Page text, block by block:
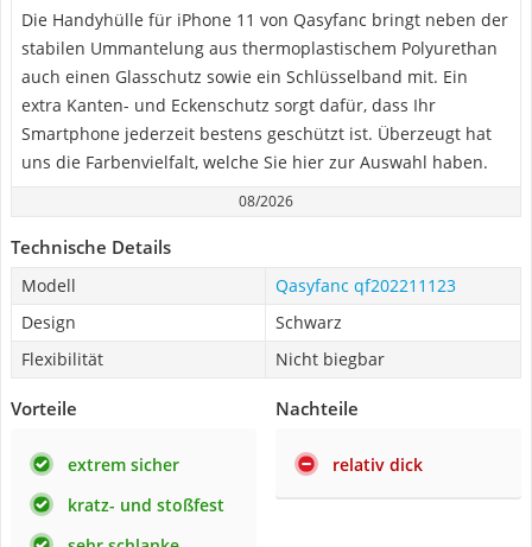
Die Handyhülle für iPhone 11 von Qasyfanc bringt neben der
stabilen Ummantelung aus thermoplastischem Polyurethan
auch einen Glasschutz sowie ein Schlüsselband mit. Ein
extra Kanten- und Eckenschutz sorgt dafür, dass Ihr
Smartphone jederzeit bestens geschützt ist. Überzeugt hat
uns die Farbenvielfalt, welche Sie hier zur Auswahl haben.
08/2026
Technische Details
Modell
Qasyfanc qf202211123
Design
Schwarz
Flexibilität
Nicht biegbar
Vorteile
extrem sicher
kratz- und stoßfest
Nachteile
relativ dick